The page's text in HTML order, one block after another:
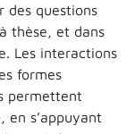
des questions
thèse, et dans
Les interactions
formes
permettent
en s’appuyant